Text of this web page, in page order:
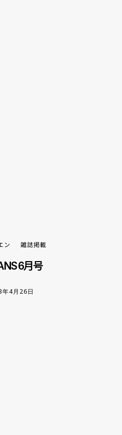
ン 雑誌掲載
6月号
4月26日